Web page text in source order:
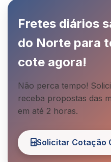
Fretes diários
do Norte para
cote agora!
Não perca tempo!
receba propostas das
em até 2 horas.
Solicitar Cotação